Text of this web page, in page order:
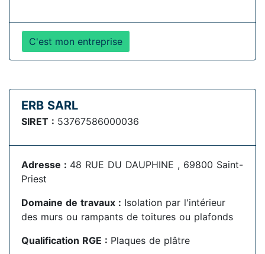
C'est mon entreprise
ERB SARL
SIRET : 53767586000036
Adresse : 48 RUE DU DAUPHINE , 69800 Saint-
Priest
Domaine de travaux : Isolation par l'intérieur
des murs ou rampants de toitures ou plafonds
Qualification RGE : Plaques de plâtre